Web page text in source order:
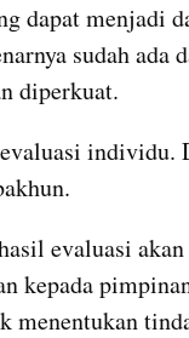
dapat menjadi
sudah ada
diperkuat.
individu.
evaluasi
kepada
menentukan